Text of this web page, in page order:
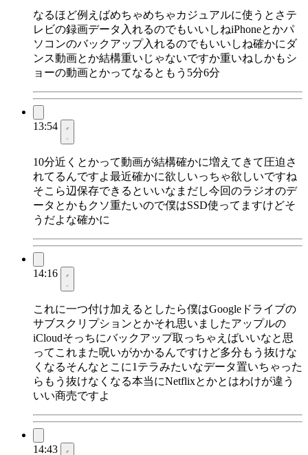
なるほど例えばめちゃめちゃカジュアルに使うとさテ
レビの録画データ入れるのでもいいしねiPhoneとかパ
ソコンのバックアップ入れるのでもいいしね確かにダ
ンス動画とか結構重いじゃないですか重いねしかもシ
ョーの動画とかってなるともう5分6分
13:54
10分近くとかって動画が結構確かに増えてきて圧迫さ
れてるんですよ最近確かに欲しいっちゃ欲しいですね
そこら辺保存できるといいなまだし今回のラジオのデ
ータとかもクソ重たいので僕はSSD使ってますけどそ
うだよな確かに
14:16
これに一つ付け加えるとしたら僕はGoogleドライブの
サブスクリプションとかそれ思いましたアップルの
iCloudそっちにバックアップ取っちゃえばいいなと思
ってこれまた呪いがかかるんですけど多分もう抜けな
くなるそんなとこに1テラみたいなデータ置いちゃった
らもう抜けなくなる本当にNetflixとかとはわけが違う
いい商売ですよ
14:43